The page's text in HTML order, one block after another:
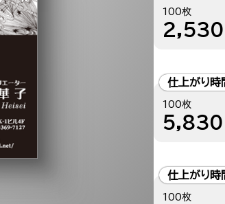
100枚
2,530
仕上がり
100枚
5,830
仕上がり
100枚